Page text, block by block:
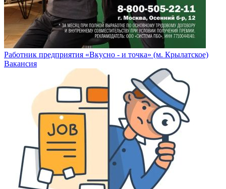
Работник предприятия «Вкусно - и точка» (м. Крылатское)
Вакансия